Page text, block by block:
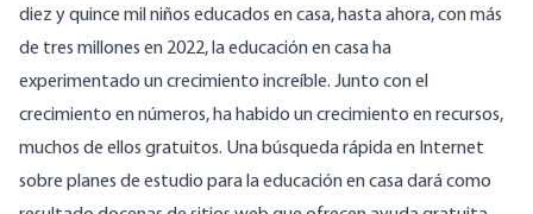
diez y quince mil niños educados en casa, hastaahora, con más
de tres millones en 2022, la educación en casa ha
experimentado un crecimiento increíble. Junto con el
crecimiento en números, ha habido un crecimiento en recursos,
muchos de ellos gratuitos. Una búsqueda rápida en Internet
sobre planes de estudio para la educación en casa dará como